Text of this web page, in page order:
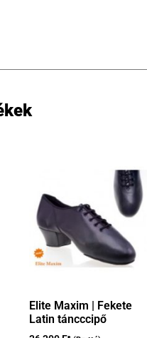
Elite Maxim | Fekete
Latin táncccipő